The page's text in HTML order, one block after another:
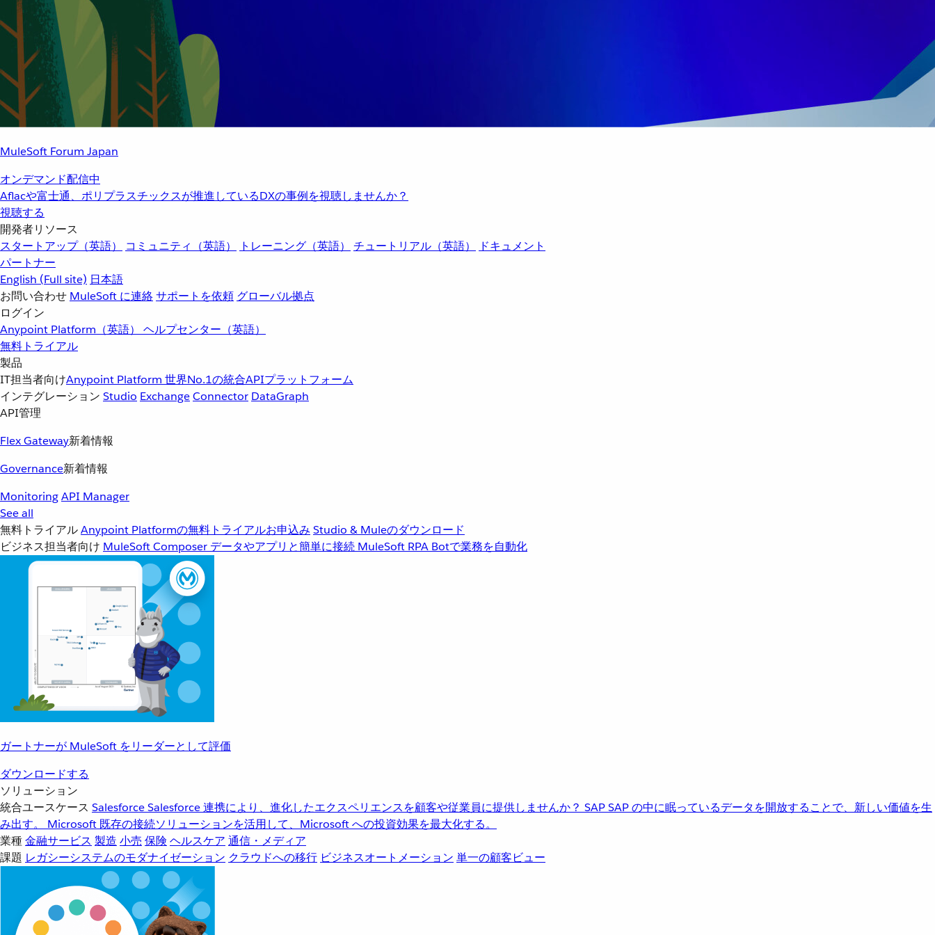
MuleSoft Forum Japan
オンデマンド配信中
Aflacや富士通、ポリプラスチックスが推進しているDXの事例を視聴しませんか？
視聴する
開発者リソース
スタートアップ（英語）
コミュニティ（英語） トレーニング（英語） チュートリアル（英語）
ドキュメント
パートナー
English (Full site) 日本語
お問い合わせ MuleSoft に連絡サポートを依頼 グローバル拠点
ログイン
Anypoint Platform（英語） ヘルプセンター（英語）
無料トライアル
製品
IT担当者向けAnypoint Platform 世界No.1の統合APIプラットフォーム
インテグレーション Studio ExchangeConnector DataGraph
API管理
Flex Gateway新着情報
Governance新着情報
MonitoringAPI Manager
See all
無料トライアルAnypoint Platformの無料トライアルお申込み Studio & Muleのダウンロード
ビジネス担当者向け MuleSoft Composer データやアプリと簡単に接続 MuleSoft RPA Botで業務を自動化
ガートナーが MuleSoft をリーダーとして評価
ダウンロードする
ソリューション
統合ユースケース SalesforceSalesforce 連携により、進化したエクスペリエンスを顧客や従業員に提供しませんか？ SAPSAP の中に眠っているデータを開放することで、新しい価値を生
み出す。
Microsoft 既存の接続ソリューションを活用して、Microsoft への投資効果を最大化する。
業種金融サービス 製造 小売 保険 ヘルスケア 通信・メディア
課題 レガシーシステムのモダナイゼーション クラウドへの移行 ビジネスオートメーション 単一の顧客ビュー